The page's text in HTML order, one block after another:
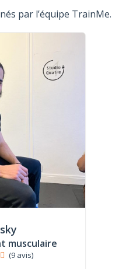
par l’équipe TrainMe.
musculaire
(9 avis)